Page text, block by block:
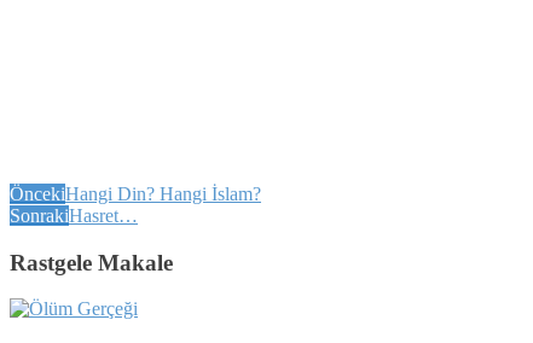
ÖncekiHangi Din? Hangi İslam?
SonrakiHasret…
Rastgele Makale